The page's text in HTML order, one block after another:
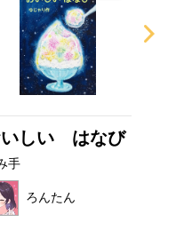
いしい はなび
手
ろんたん